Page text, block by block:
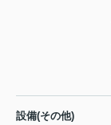
設備(その他)